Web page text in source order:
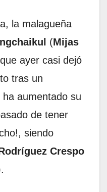
la malagueña
(Mijas
ayer casi dejó
tras un
ha aumentado su
de tener
siendo
Crespo